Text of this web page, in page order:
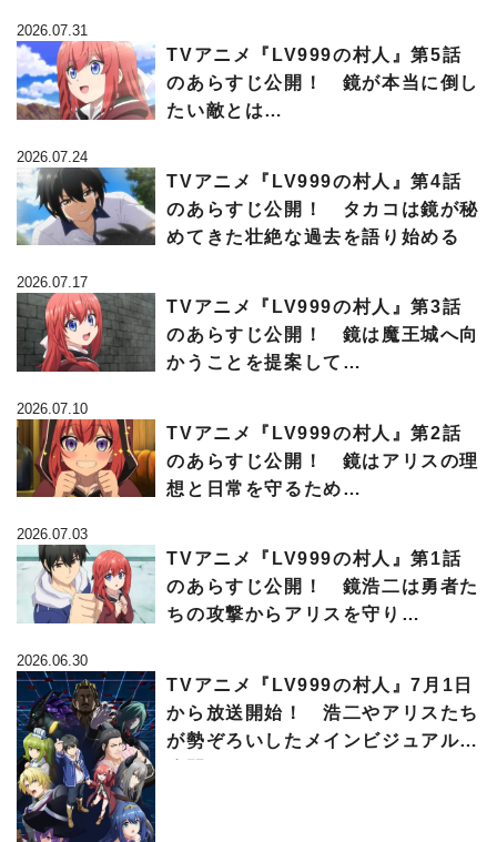
2026.07.31
TVアニメ『LV999の村人』第5話
のあらすじ公開！ 鏡が本当に倒し
たい敵とは…
2026.07.24
TVアニメ『LV999の村人』第4話
のあらすじ公開！ タカコは鏡が秘
めてきた壮絶な過去を語り始める
2026.07.17
TVアニメ『LV999の村人』第3話
のあらすじ公開！ 鏡は魔王城へ向
かうことを提案して…
2026.07.10
TVアニメ『LV999の村人』第2話
のあらすじ公開！ 鏡はアリスの理
想と日常を守るため…
2026.07.03
TVアニメ『LV999の村人』第1話
のあらすじ公開！ 鏡浩二は勇者た
ちの攻撃からアリスを守り…
2026.06.30
TVアニメ『LV999の村人』7月1日
から放送開始！ 浩二やアリスたち
が勢ぞろいしたメインビジュアルも